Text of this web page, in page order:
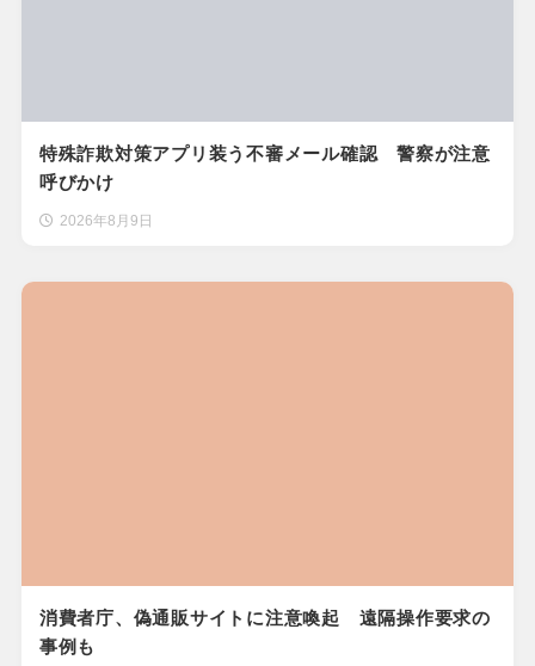
特殊詐欺対策アプリ装う不審メール確認 警察が注意
呼びかけ
2026年8月9日
消費者庁、偽通販サイトに注意喚起 遠隔操作要求の
事例も